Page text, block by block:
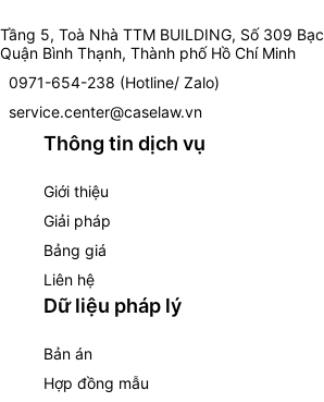
Tầng 5, Toà Nhà TTM BUILDING, Số 309
Quận Bình Thạnh, Thành phố Hồ Chí Minh
0971-654-238 (Hotline/ Zalo)
service.center@caselaw.vn
Thông tin dịch vụ
Giới thiệu
Giải pháp
Bảng giá
Liên hệ
Dữ liệu pháp lý
Bản án
Hợp đồng mẫu